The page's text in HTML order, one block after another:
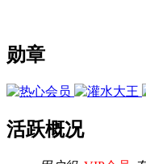
勋章
活跃概况